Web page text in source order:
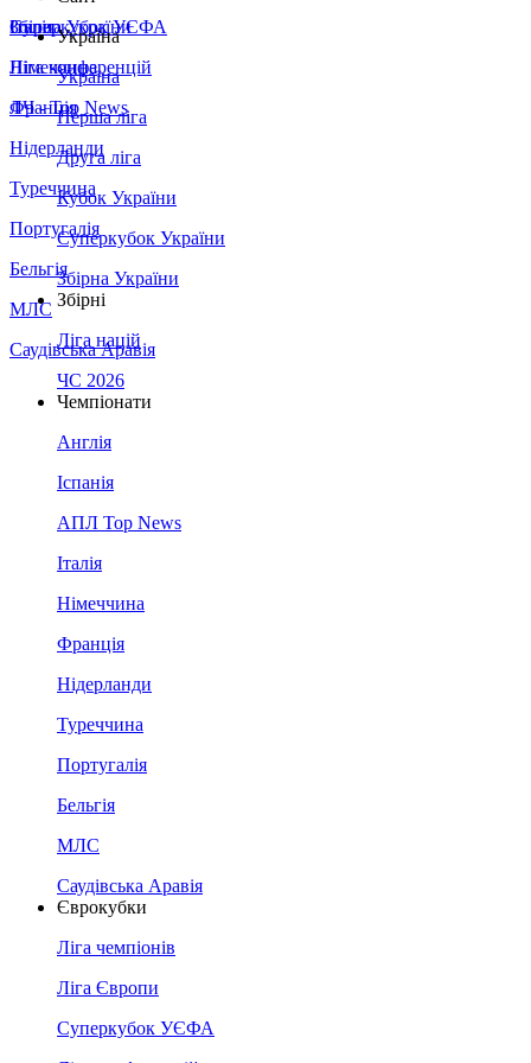
Збірна України
Італія
Німеччина
Франція
Нідерланди
Туреччина
Португалія
Бельгія
МЛС
Саудівська Аравія
Суперкубок УЄФА
Ліга конференцій
ЛЧ - Top News
Україна
Україна
Перша ліга
Друга ліга
Кубок України
Суперкубок України
Збірна України
Збірні
Ліга націй
ЧС 2026
Чемпіонати
Англія
Іспанія
АПЛ Top News
Італія
Німеччина
Франція
Нідерланди
Туреччина
Португалія
Бельгія
МЛС
Саудівська Аравія
Єврокубки
Ліга чемпіонів
Ліга Європи
Суперкубок УЄФА